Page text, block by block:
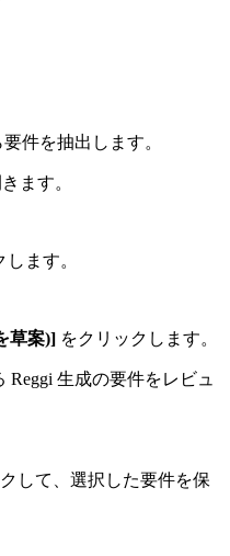
件を抽出します。
ます。
ます。
草案)] をクリックします。
生成の要件をレビュ
して、選択した要件を保